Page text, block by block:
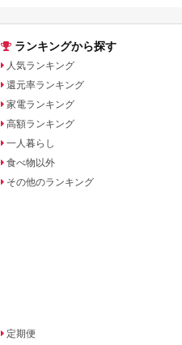
ランキングから探す
人気ランキング
還元率ランキング
家電ランキング
高額ランキング
一人暮らし
食べ物以外
その他のランキング
定期便